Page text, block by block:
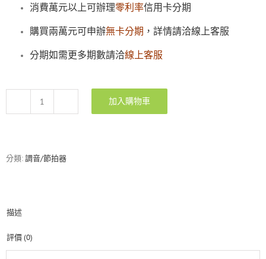
消費萬元以上可辦理零利率信用卡分期
購買兩萬元可申辦無卡分期 ，詳情請洽線上客服
分期如需更多期數請洽線上客服
ENO
位
加入購物車
分類:調音/節拍器
描述
評價 (0)